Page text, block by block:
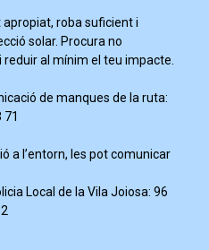
roba suficient i
solar. Procura no
al mínim el teu impacte.
de manques de la ruta:
71
a l’entorn, les pot comunicar
Local de la Vila Joiosa: 96